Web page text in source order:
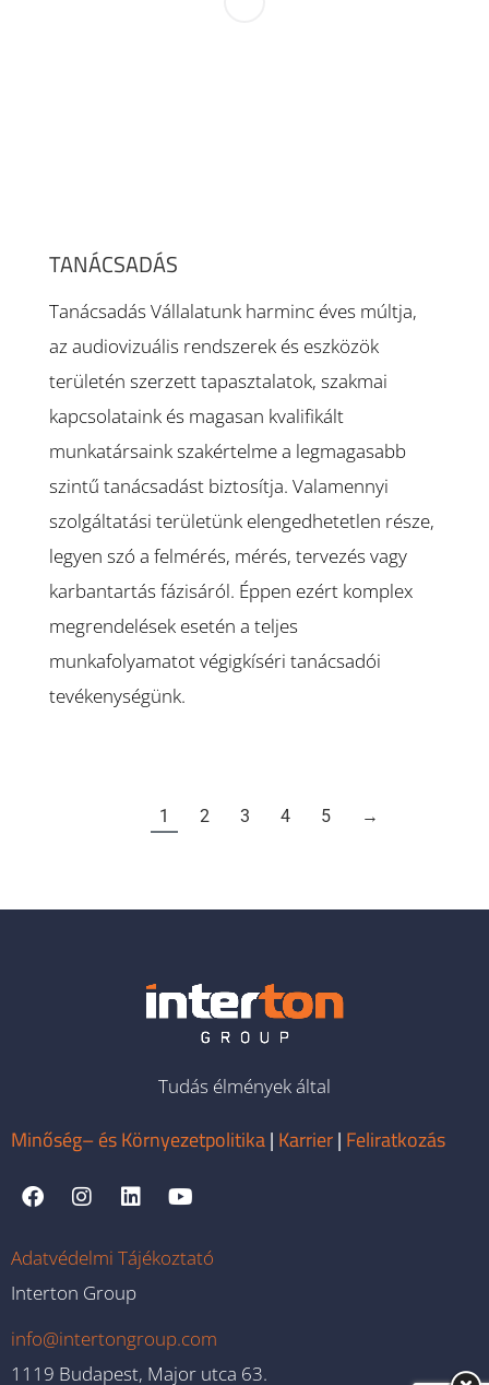
TANÁCSADÁS
Tanácsadás Vállalatunk harminc éves múltja,
az audiovizuális rendszerek és eszközök
területén szerzett tapasztalatok, szakmai
kapcsolataink és magasan kvalifikált
munkatársaink szakértelme a legmagasabb
szintű tanácsadást biztosítja. Valamennyi
szolgáltatási területünk elengedhetetlen része,
legyen szó a felmérés, mérés, tervezés vagy
karbantartás fázisáról. Éppen ezért komplex
megrendelések esetén a teljes
munkafolyamatot végigkíséri tanácsadói
tevékenységünk.
1 2 3 4 5 →
Tudás élmények által
Minőség– és Környezetpolitika| Karrier| Feliratkozás
Adatvédelmi Tájékoztató
Interton Group
info@intertongroup.com
1119 Budapest, Major utca 63.